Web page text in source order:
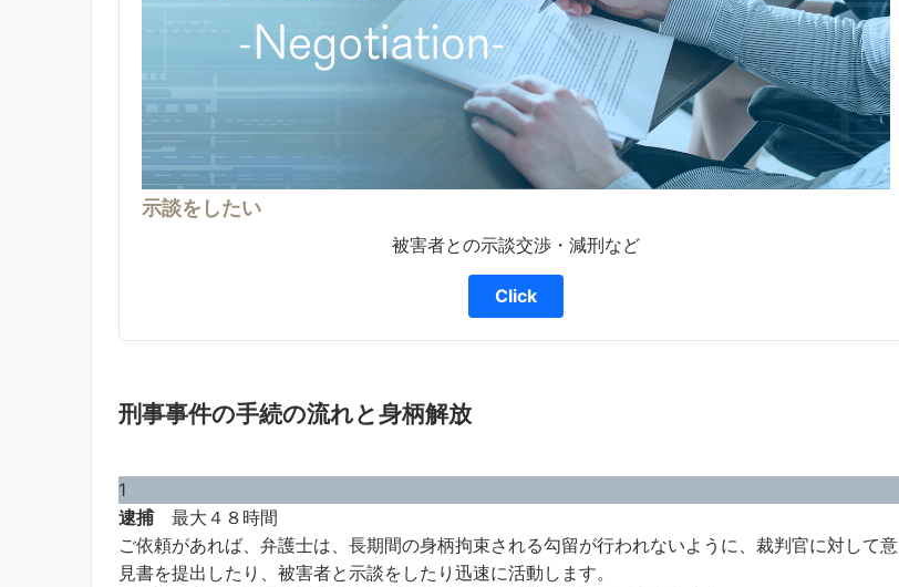
示談をしたい
被害者との示談交渉・減刑など
Click
刑事事件の手続の流れと身柄解放
1
逮捕最大４８時間
ご依頼があれば、弁護士は、長期間の身柄拘束される勾留が行われないように、裁判官に対して意
見書を提出したり、被害者と示談をしたり迅速に活動します。